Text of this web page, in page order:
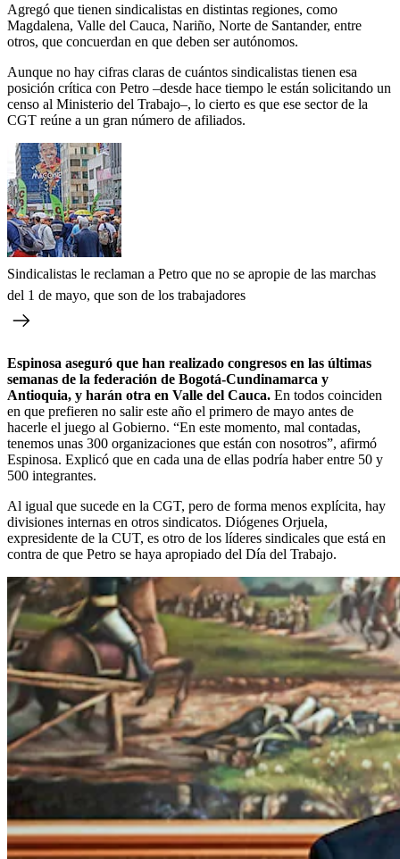
Agregó que tienen sindicalistas en distintas regiones, como
Magdalena, Valle del Cauca, Nariño, Norte de Santander, entre
otros, que concuerdan en que deben ser autónomos.
Aunque no hay cifras claras de cuántos sindicalistas tienen esa
posición crítica con Petro –desde hace tiempo le están solicitando un
censo al Ministerio del Trabajo–, lo cierto es que ese sector de la
CGT reúne a un gran número de afiliados.
Sindicalistas le reclaman a Petro que no se apropie de las marchas
del 1 de mayo, que son de los trabajadores
Espinosa aseguró que han realizado congresos en las últimas
semanas de la federación de Bogotá-Cundinamarca y
Antioquia, y harán otra en Valle del Cauca. En todos coinciden
en que prefieren no salir este año el primero de mayo antes de
hacerle el juego al Gobierno. “En este momento, mal contadas,
tenemos unas 300 organizaciones que están con nosotros”, afirmó
Espinosa. Explicó que en cada una de ellas podría haber entre 50 y
500 integrantes.
Al igual que sucede en la CGT, pero de forma menos explícita, hay
divisiones internas en otros sindicatos. Diógenes Orjuela,
expresidente de la CUT, es otro de los líderes sindicales que está en
contra de que Petro se haya apropiado del Día del Trabajo.